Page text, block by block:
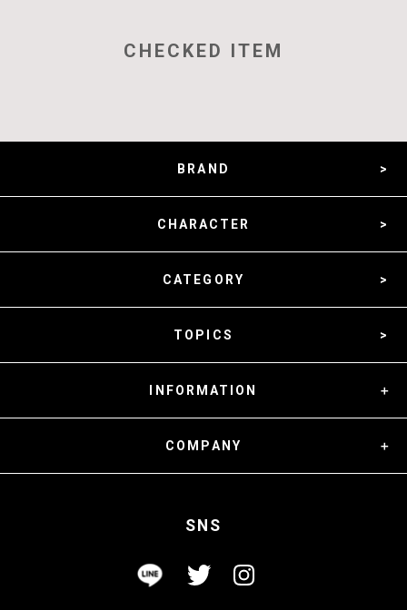
CHECKED ITEM
BRAND
CHARACTER
CATEGORY
TOPICS
INFORMATION
COMPANY
SNS